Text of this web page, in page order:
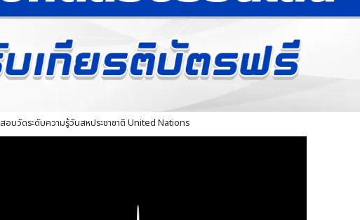
อบวัดระดับความรู้วันสหประชาชาติ United Nations